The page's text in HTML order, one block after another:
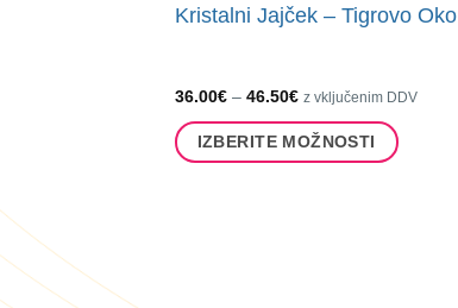
Kristalni Jajček – Tigrovo Oko
36.00€ – 46.50€Cenovni
razpon:
od
36.00€
do
z vključenim DDV
IZBERITE MOŽNOSTI